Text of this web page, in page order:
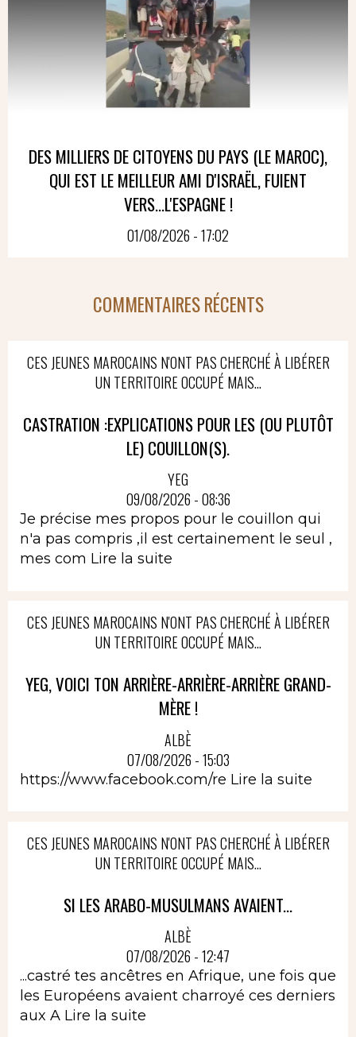
DES MILLIERS DE CITOYENS DU PAYS (LE MAROC),
QUI EST LE MEILLEUR AMI D'ISRAËL, FUIENT
VERS...L'ESPAGNE !
01/08/2026 - 17:02
COMMENTAIRES RÉCENTS
CES JEUNES MAROCAINS N'ONT PAS CHERCHÉ À LIBÉRER
UN TERRITOIRE OCCUPÉ MAIS...
CASTRATION :EXPLICATIONS POUR LES (OU PLUTÔT
LE) COUILLON(S).
YEG
09/08/2026 - 08:36
Je précise mes propos pour le couillon qui
n'a pas compris ,il est certainement le seul ,
mes com Lire la suite
CES JEUNES MAROCAINS N'ONT PAS CHERCHÉ À LIBÉRER
UN TERRITOIRE OCCUPÉ MAIS...
YEG, VOICI TON ARRIÈRE-ARRIÈRE-ARRIÈRE GRAND-
MÈRE !
ALBÈ
07/08/2026 - 15:03
https://www.facebook.com/re Lire la suite
CES JEUNES MAROCAINS N'ONT PAS CHERCHÉ À LIBÉRER
UN TERRITOIRE OCCUPÉ MAIS...
SI LES ARABO-MUSULMANS AVAIENT...
ALBÈ
07/08/2026 - 12:47
...castré tes ancêtres en Afrique, une fois que
les Européens avaient charroyé ces derniers
aux A Lire la suite